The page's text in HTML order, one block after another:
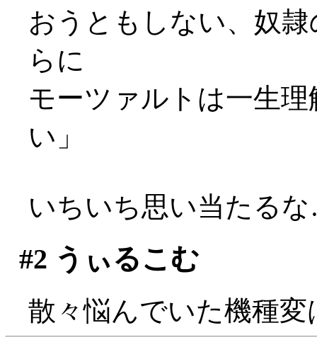
おうともしない、奴
らに
モーツァルトは一生
い」
いちいち思い当たる
#2 うぃるこむ
散々悩んでいた機種変